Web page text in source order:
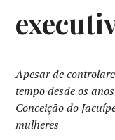
Apesar de
tempo desde os
Conceição do
mulheres